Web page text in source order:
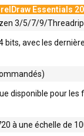
Essentials
3/5/7/9/
bits, avec les
disponible pour
à une échelle de